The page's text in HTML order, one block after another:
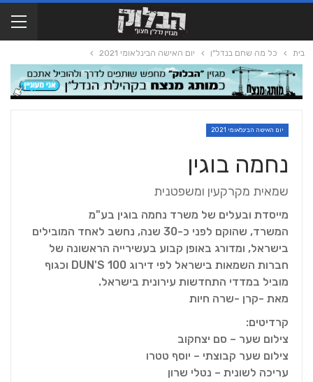
בית כל מה שחם בנדל"ן יום האישה הבינלאומי 2021
יום האישה הבינלאומי 2021
נחמה בוגין
שמאית מקרקעין ומשפטנית
מייסדת ובעלים של משרד נחמה בוגין בע"מ
המשרד, שהוקם לפני כ-30 שנה, נחשב לאחד המובילים
בישראל, ומדורג באופן קבוע בעשירייה הראשונה של
חברות השמאות בישראל לפי דירוג DUN'S 100 וכגוף
מוביל במדדי התחדשות עירונית בישראל.
מאת -קרן -שרה חיות
קרדיטים:
צילום שער – סם יצחקוב
צילום שער קבוצתי – יוסף טטרו
עריכה לשונית – נטלי שרון